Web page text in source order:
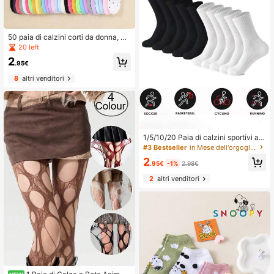
50 paia di calzini corti da donna, m
orbidi e confortevoli, casual e versa
tili, calzini corti da studentessa, ada
tti come regalo per San Valentino o
ali
20 left
2.95€
8altri venditori
1/5/10/20 Paia di calzini sportivi all
a caviglia elasticizzati in bianco e n
ero per donna, calzini traspiranti ad
atti per basket, ciclismo e altri sport,
#3 Bestseller in Mese dell'orgoglio Calzini sportivi da donna
2.95€ -1% 2.98€
2altri venditori